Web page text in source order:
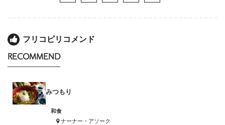
フリコピリコメンド
RECOMMEND
みつもり
和食
ナーナー・アソーク